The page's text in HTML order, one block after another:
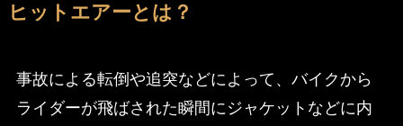
ヒットエアーとは？
事故による転倒や追突などによって、バイクから
ライダーが飛ばされた瞬間にジャケットなどに内